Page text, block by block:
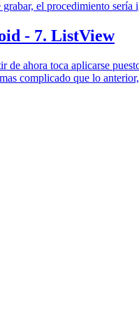
el procedimiento sería
- 7. ListView
de ahora toca aplicarse
complicado que lo